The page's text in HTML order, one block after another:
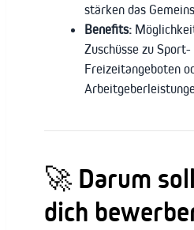
stärken das
Benefits:
Zuschüsse zu Sport-
Freizeitangeboten
🚀 Darum
dich